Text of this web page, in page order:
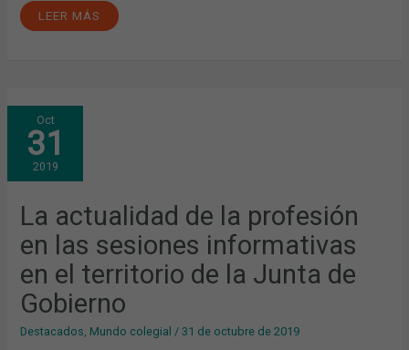
LEER MÁS
Oct
31
2019
La actualidad de la profesión
en las sesiones informativas
en el territorio de la Junta de
Gobierno
Destacados Mundo colegial /31 de octubre de 2019
LA
ACTUALIDAD
DE
LA
PROFESIÓN
EN
LAS
INFORMATIVAS
EN
EL
TERRITORIO
DE
JUNTA
DE
GOBIERNO